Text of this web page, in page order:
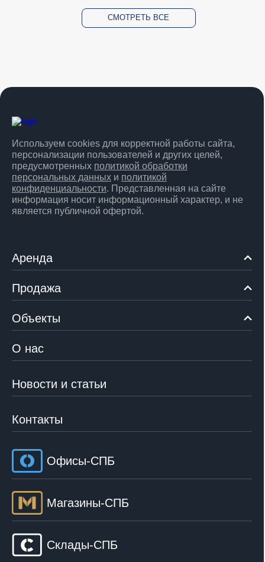
СМОТРЕТЬ ВСЕ
Используем cookies для корректной работы сайта,
персонализации пользователей и других целей,
предусмотренных политикой обработки
персональных данных и политикой
конфиденциальности. Представленная на сайте
информация носит информационный характер, и не
является публичной офертой.
Аренда
Продажа
Объекты
О нас
Новости и статьи
Контакты
Офисы-СПБ
Магазины-СПБ
Склады-СПБ